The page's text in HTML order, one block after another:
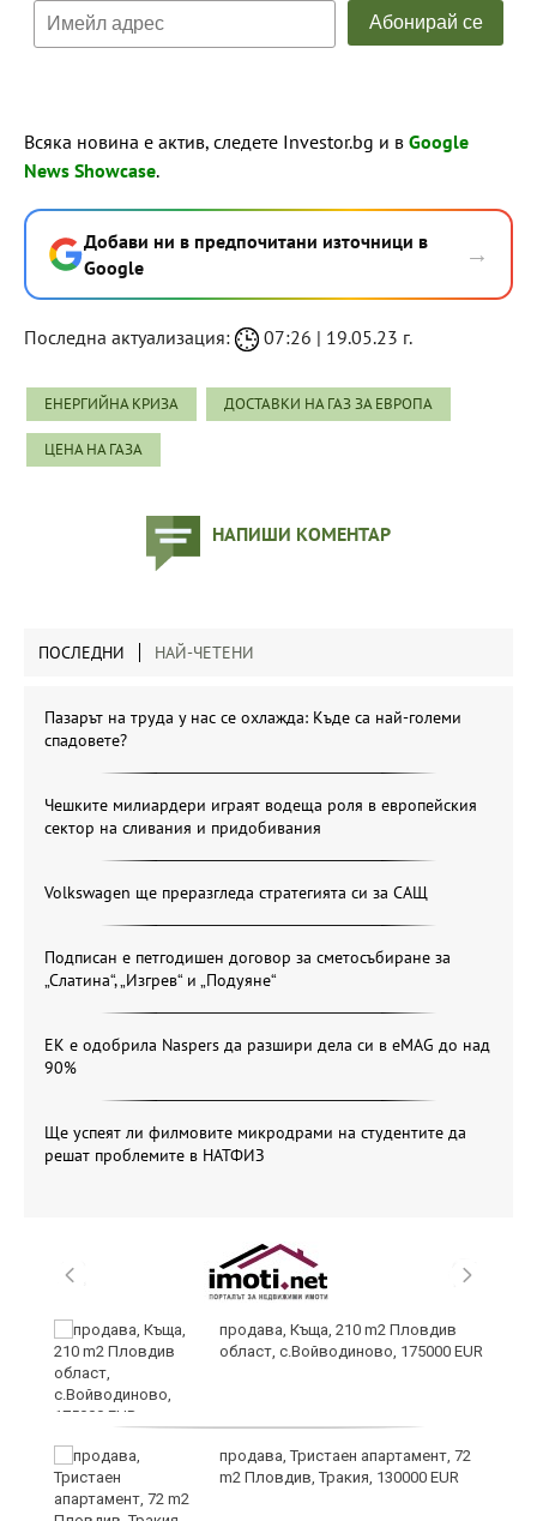
Всяка новина е актив, следете Investor.bg и в Google
News Showcase.
Добави ни в предпочитани източници в
Google
→
Последна актуализация: 07:26 | 19.05.23 г.
ЕНЕРГИЙНА КРИЗА ДОСТАВКИ НА ГАЗ ЗА ЕВРОПА
ЦЕНА НА ГАЗА
НАПИШИ КОМЕНТАР
ПОСЛЕДНИ НАЙ-ЧЕТЕНИ
Пазарът на труда у нас се охлажда: Къде са най-големи
спадовете?
Чешките милиардери играят водеща роля в европейския
сектор на сливания и придобивания
Volkswagen ще преразгледа стратегията си за САЩ
Подписан е петгодишен договор за сметосъбиране за
„Слатина“, „Изгрев“ и „Подуяне“
ЕК е одобрила Naspers да разшири дела си в eMAG до над
90%
Ще успеят ли филмовите микродрами на студентите да
решат проблемите в НАТФИЗ
продава, Къща, 210 m2 Пловдив
област, с.Войводиново, 175000 EUR
продава, Тристаен апартамент, 72
m2 Пловдив, Тракия, 130000 EUR